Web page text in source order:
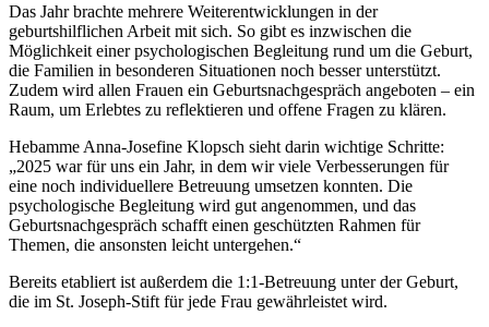
Das Jahr brachte mehrere Weiterentwicklungen in der
geburtshilflichen Arbeit mit sich. So gibt es inzwischen die
Möglichkeit einer psychologischen Begleitung rund um die Geburt,
die Familien in besonderen Situationen noch besser unterstützt.
Zudem wird allen Frauen ein Geburtsnachgespräch angeboten – ein
Raum, um Erlebtes zu reflektieren und offene Fragen zu klären.
Hebamme Anna-Josefine Klopsch sieht darin wichtige Schritte:
„2025 war für uns ein Jahr, in dem wir viele Verbesserungen für
eine noch individuellere Betreuung umsetzen konnten. Die
psychologische Begleitung wird gut angenommen, und das
Geburtsnachgespräch schafft einen geschützten Rahmen für
Themen, die ansonsten leicht untergehen.“
Bereits etabliert ist außerdem die 1:1-Betreuung unter der Geburt,
die im St. Joseph-Stift für jede Frau gewährleistet wird.